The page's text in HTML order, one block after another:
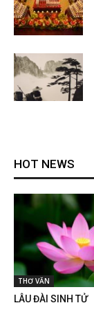
HOT NEWS
THƠ VĂN
LÂU ĐÀI SINH TỬ